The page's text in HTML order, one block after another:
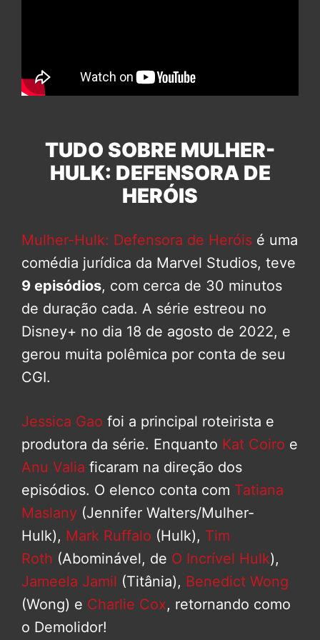
TUDO SOBRE MULHER-
HULK: DEFENSORA DE
HERÓIS
Mulher-Hulk: Defensora de Heróis é uma
comédia jurídica da Marvel Studios, teve
9 episódios, com cerca de 30 minutos
de duração cada. A série estreou no
Disney+ no dia 18 de agosto de 2022, e
gerou muita polêmica por conta de seu
CGI.
Jessica Gao foi a principal roteirista e
produtora da série. Enquanto Kat Coiro e
Anu Valia ficaram na direção dos
episódios. O elenco conta com Tatiana
Maslany (Jennifer Walters/Mulher-
Hulk), Mark Ruffalo (Hulk), Tim
Roth (Abominável, de O Incrível Hulk),
Jameela Jamil (Titânia), Benedict Wong
(Wong) e Charlie Cox, retornando como
o Demolidor!